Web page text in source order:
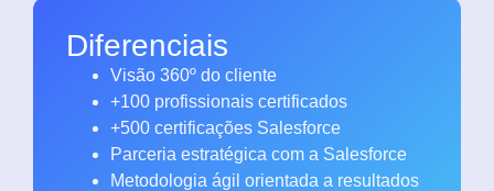
Diferenciais
Visão 360º do cliente
+100 profissionais certificados
+500 certificações Salesforce
Parceria estratégica com a Salesforce
Metodologia ágil orientada a resultados